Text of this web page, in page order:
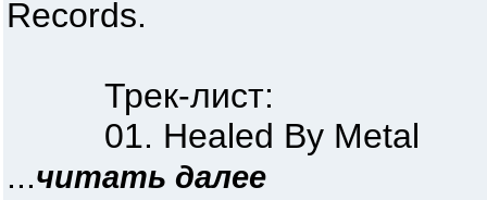
Records.
Трек-лист:
01. Healed By Metal
...читать далее